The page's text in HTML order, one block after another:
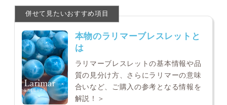
本物のラリマーブレスレットと
は
ラリマーブレスレットの基本情報や品
質の見分け方、さらにラリマーの意味
合いなど、ご購入の参考となる情報を
解説！＞